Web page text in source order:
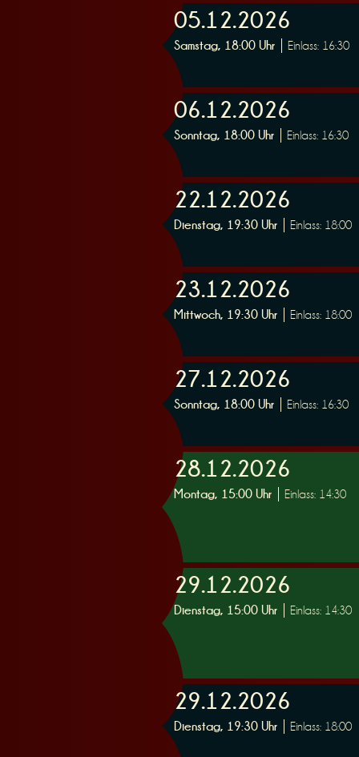
05.12.2026
Samstag, 18:00 Uhr Einlass: 16:30
06.12.2026
Sonntag, 18:00 Uhr Einlass: 16:30
22.12.2026
Dienstag, 19:30 Uhr Einlass: 18:00
23.12.2026
Mittwoch, 19:30 Uhr Einlass: 18:00
27.12.2026
Sonntag, 18:00 Uhr Einlass: 16:30
28.12.2026
Montag, 15:00 Uhr Einlass: 14:30
29.12.2026
Dienstag, 15:00 Uhr Einlass: 14:30
29.12.2026
Dienstag, 19:30 Uhr Einlass: 18:00